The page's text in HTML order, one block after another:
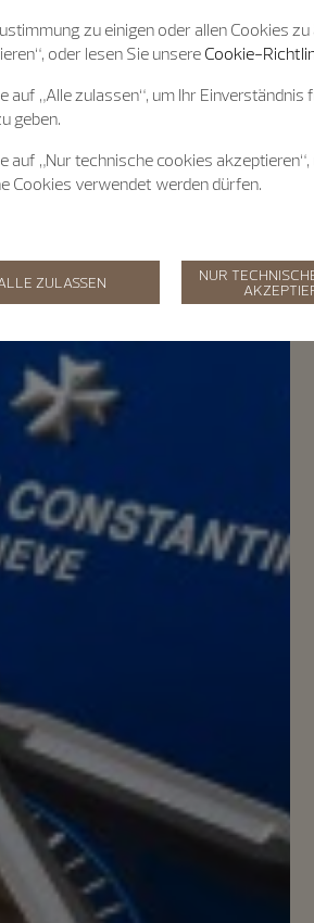
zu einigen oder allen Cookies
oder lesen Sie unsere Cookie-
auf „Alle zulassen“, um Ihr
geben.
auf „Nur technische cookies
Cookies verwendet werden dürfen.
ZULASSEN NUR